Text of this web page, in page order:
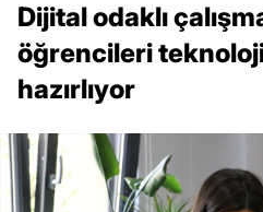
Dijital odaklı
öğrencileri
hazırlıyor